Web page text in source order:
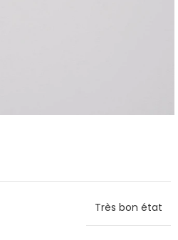
Très bon état